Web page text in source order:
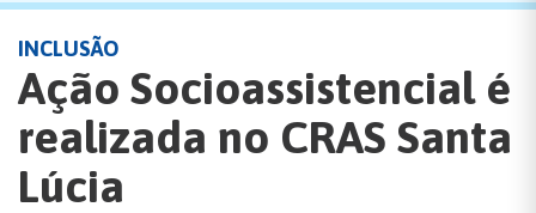
INCLUSÃO
Ação Socioassistencial é
realizada no CRAS Santa
Lúcia